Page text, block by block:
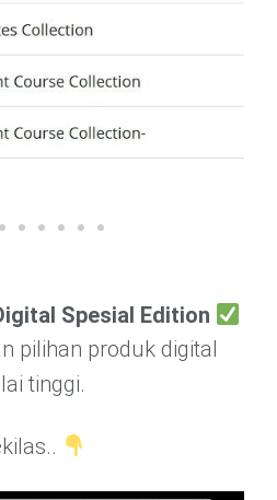
Spesial Edition
pilihan produk digital
tinggi.